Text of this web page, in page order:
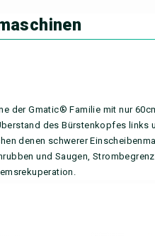
der Gmatic® Familie mit nur
des Bürstenkopfes links
denen schwerer
und Saugen,